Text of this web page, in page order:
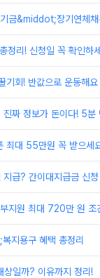
금&middot;장기연체
정리! 신청일 꼭 확인하
기회! 반값으로 운동해요
짜 정보가 돈이다! 5분
최대 55만원 꼭 받으세
급? 간이대지급금 신청
지원 최대 720만 원 조
지용구 혜택 총정리
일까? 이유까지 정리!